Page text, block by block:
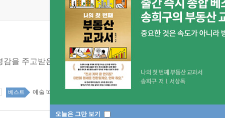
오늘은 그만 보기
감을 주고받은 40인의 예술가들
베스트 예술 top100 3주